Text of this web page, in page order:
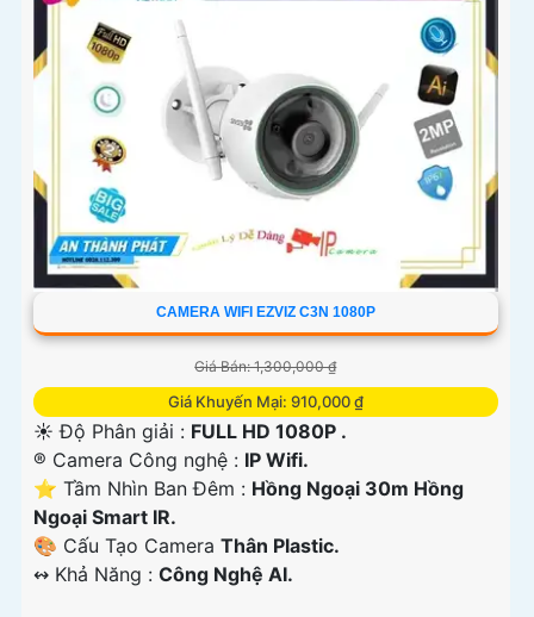
CAMERA WIFI EZVIZ C3N 1080P
Giá Bán: 1,300,000 ₫
Giá Khuyến Mại: 910,000 ₫
☀️ Độ Phân giải : FULL HD 1080P .
®️ Camera Công nghệ : IP Wifi.
⭐ Tầm Nhìn Ban Đêm : Hồng Ngoại 30m Hồng
Ngoại Smart IR.
🎨 Cấu Tạo Camera Thân Plastic.
️↭ Khả Năng : Công Nghệ AI.